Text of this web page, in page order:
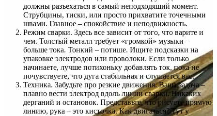
должны разъехаться в самый неподходящий момент.
Струбцины, тиски, или просто прихватите точечными
швами. Главное – спокойствие и неподвижность.
Режим сварки. Здесь все зависит от того, что варите и
чем. Толстый металл требует «громкой» музыки –
больше тока. Тонкий – потише. Ищите подсказки на
упаковке электродов или проволоки. Если только
начинаете, лучше потихоньку добавлять ток, пока не
почувствуете, что дуга стабильная и слушается вас.
Техника. Забудьте про резкие движения. Ваша задача –
плавно вести электрод вдоль линии сварки. Никаких
дерганий и остановок. Представьте, что рисуете прямую
линию, рука – это кисточка. Как двигаться? Тут у